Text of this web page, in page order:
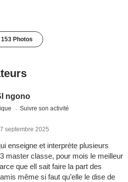
153 Photos
ngono
Suivre son activité
septembre 2025
enseigne et interprète plusieurs
master classe, pour mois le meilleur
que ell sait faire la part des
même si faut qu’elle le dise de